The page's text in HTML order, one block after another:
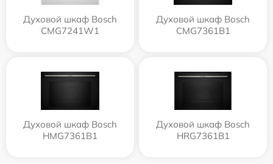
Духовой шкаф Bosch
CMG7241W1
Духовой шкаф Bosch
CMG7361B1
Духовой шкаф Bosch
HMG7361B1
Духовой шкаф Bosch
HRG7361B1